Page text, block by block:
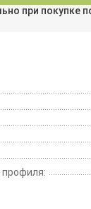
при покупке